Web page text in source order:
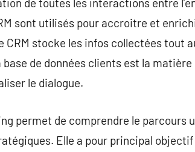
sont utilisés pour accroitre et
stocke les infos collectées tout
de données clients est la matière
le dialogue.
permet de comprendre le parcours
Elle a pour principal